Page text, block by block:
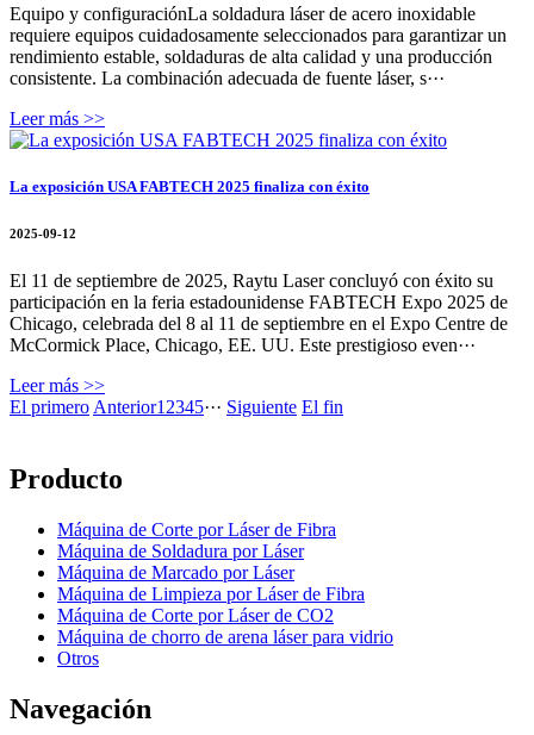
Equipo y configuraciónLa soldadura láser de acero inoxidable
requiere equipos cuidadosamente seleccionados para garantizar un
rendimiento estable, soldaduras de alta calidad y una producción
consistente. La combinación adecuada de fuente láser, s···
Leer más >>
La exposición USA FABTECH 2025 finaliza con éxito
2025-09-12
El 11 de septiembre de 2025, Raytu Laser concluyó con éxito su
participación en la feria estadounidense FABTECH Expo 2025 de
Chicago, celebrada del 8 al 11 de septiembre en el Expo Centre de
McCormick Place, Chicago, EE. UU. Este prestigioso even···
Leer más >>
El primero Anterior1 2345··· Siguiente El fin
Producto
Máquina de Corte por Láser de Fibra
Máquina de Soldadura por Láser
Máquina de Marcado por Láser
Máquina de Limpieza por Láser de Fibra
Máquina de Corte por Láser de CO2
Máquina de chorro de arena láser para vidrio
Otros
Navegación